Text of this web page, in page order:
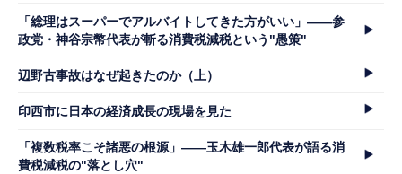
「総理はスーパーでアルバイトしてきた方がいい」――参
政党・神谷宗幣代表が斬る消費税減税という"愚策"
辺野古事故はなぜ起きたのか（上）
印西市に日本の経済成長の現場を見た
「複数税率こそ諸悪の根源」――玉木雄一郎代表が語る消
費税減税の"落とし穴"